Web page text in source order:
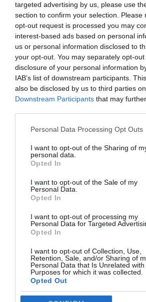
targeted advertising by us, please use
section to confirm your selection. Please
opt-out request is processed you may
interest-based ads based on personal
us or personal information disclosed to
your opt-out. You may separately opt-
disclosure of your personal information
IAB’s list of downstream participants.
also be disclosed by us to third parties
Downstream Participants that may
Please note that this website/app uses
not limited to your visit or usage
grant or deny consent to Google and its
use your data for below specified
consent section.
Personal Data Processing Opt Outs
I want to opt-out of the Sharing of
personal data.
Opted In
I want to opt-out of the Sale of my
Personal Data.
Opted In
I want to opt-out of processing my
Personal Data for Targeted
Opted In
I want to opt-out of Collection, Use,
Retention, Sale, and/or Sharing of
Personal Data that Is Unrelated
Purposes for which it was collected.
Opted Out
Erről a testület csütörtökön döntött, a hevesi
ülés megkezdésével egy időben a Magyar
egri csoportjának szervezésében 20-30
Városháza épülete előtt az előterjesztés
indoklása szerint a közérdekű témában
felszólalások lehetőségével 2011-ben
felszólalások tartalma és stílusa több
méltatlan Eger város közgyűléséhez, vagyis
váltotta be az ahhoz fűzött reményeket.
Ugyanakkor az állampolgároknak számos
a rendelkezésükre arra, hogy kifejtsék a
nagyságrendű ügyfélforgalmat bonyolít le, a
észrevételek százait fogadják a képviselők
- hangzott el az ülésen. Az állampolgári
helyett a jövőben évente két
Gépeltérítés a holland légtérben
A mumbai merénylő halálos ítéletét
Brazília megerősíti határőrizetét a